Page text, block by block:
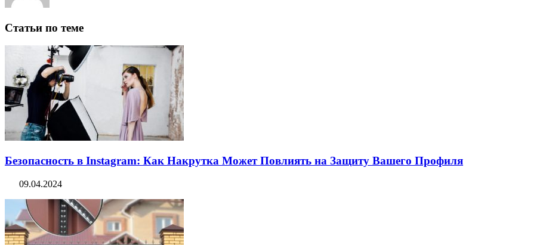
Статьи по теме
Безопасность в Instagram: Как Накрутка Может Повлиять на Защиту Вашего Профиля
09.04.2024